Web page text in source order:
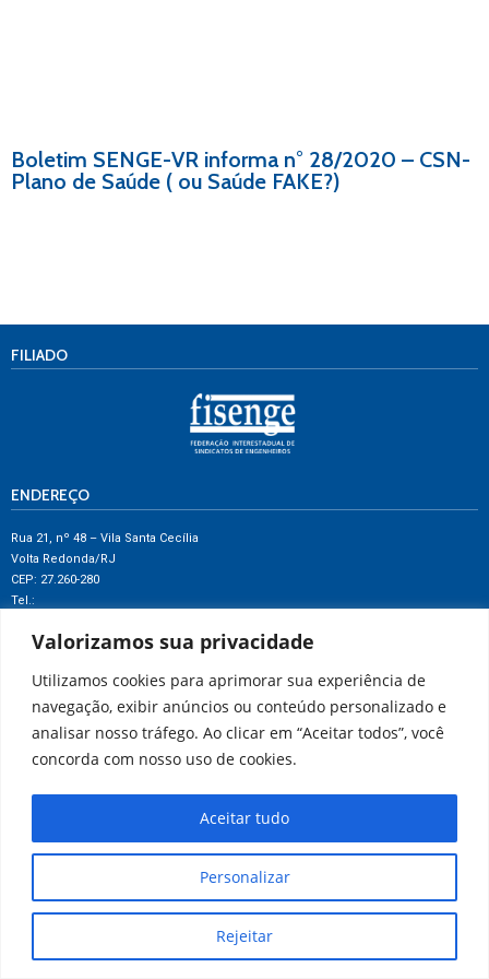
Valorizamos sua privacidade
Utilizamos cookies para aprimorar sua experiência de
navegação, exibir anúncios ou conteúdo personalizado e
analisar nosso tráfego. Ao clicar em “Aceitar todos”, você
concorda com nosso uso de cookies.
Personalizar
Rejeitar
Aceitar tudo
Boletim SENGE-VR informa n° 28/2020 – CSN-
Plano de Saúde ( ou Saúde FAKE?)
FILIADO
ENDEREÇO
Rua 21, nº 48 – Vila Santa Cecília
Volta Redonda/RJ
CEP: 27.260-280
Tel.:
(24) 3342-4320